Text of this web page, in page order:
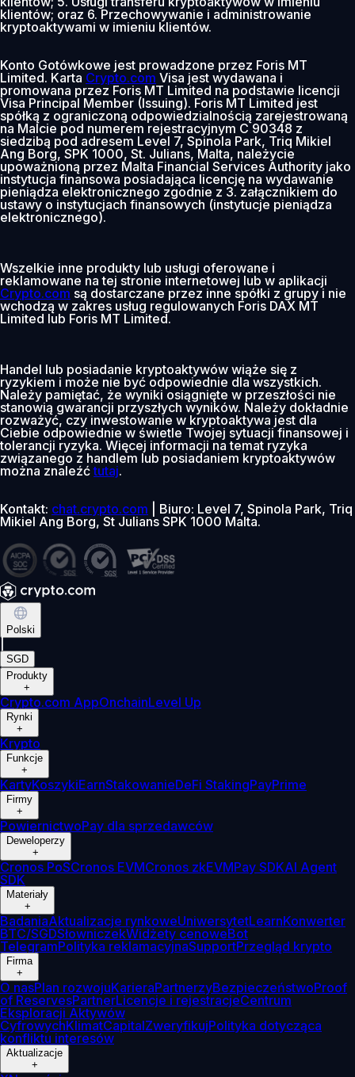
klientów; oraz 6. Przechowywanie i administrowanie
kryptoaktywami w imieniu klientów.
Konto Gotówkowe jest prowadzone przez Foris MT
Limited. Karta Crypto.com Visa jest wydawana i
promowana przez Foris MT Limited na podstawie licencji
Visa Principal Member (Issuing). Foris MT Limited jest
spółką z ograniczoną odpowiedzialnością zarejestrowaną
na Malcie pod numerem rejestracyjnym C 90348 z
siedzibą pod adresem Level 7, Spinola Park, Triq Mikiel
Ang Borg, SPK 1000, St. Julians, Malta, należycie
upoważnioną przez Malta Financial Services Authority jako
instytucja finansowa posiadająca licencję na wydawanie
pieniądza elektronicznego zgodnie z 3. załącznikiem do
ustawy o instytucjach finansowych (instytucje pieniądza
elektronicznego).
Wszelkie inne produkty lub usługi oferowane i
reklamowane na tej stronie internetowej lub w aplikacji
Crypto.com są dostarczane przez inne spółki z grupy i nie
wchodzą w zakres usług regulowanych Foris DAX MT
Limited lub Foris MT Limited.
Handel lub posiadanie kryptoaktywów wiąże się z
ryzykiem i może nie być odpowiednie dla wszystkich.
Należy pamiętać, że wyniki osiągnięte w przeszłości nie
stanowią gwarancji przyszłych wyników. Należy dokładnie
rozważyć, czy inwestowanie w kryptoaktywa jest dla
Ciebie odpowiednie w świetle Twojej sytuacji finansowej i
tolerancji ryzyka. Więcej informacji na temat ryzyka
związanego z handlem lub posiadaniem kryptoaktywów
można znaleźćtutaj.
Kontakt: chat.crypto.com | Biuro: Level 7, Spinola Park, Triq
Mikiel Ang Borg, St Julians SPK 1000 Malta.
Polski
SGD
Produkty
+
Crypto.com AppOnchainLevel Up
Rynki
+
Krypto
Funkcje
+
KartyKoszykiEarnStakowanieDeFi StakingPayPrime
Firmy
+
PowiernictwoPay dla sprzedawców
Deweloperzy
+
Cronos PoSCronos EVMCronos zkEVMPay SDKAI Agent
SDK
Materiały
+
BadaniaAktualizacje rynkoweUniwersytetLearnKonwerter
BTC/SGDSłowniczekWidżety cenoweBot
TelegramPolityka reklamacyjnaSupportPrzegląd krypto
Firma
+
O nasPlan rozwojuKarieraPartnerzyBezpieczeństwoProof
of ReservesPartnerLicencje i rejestracjeCentrum
Eksploracji Aktywów
CyfrowychKlimatCapitalZweryfikujPolityka dotycząca
konfliktu interesów
Aktualizacje
+